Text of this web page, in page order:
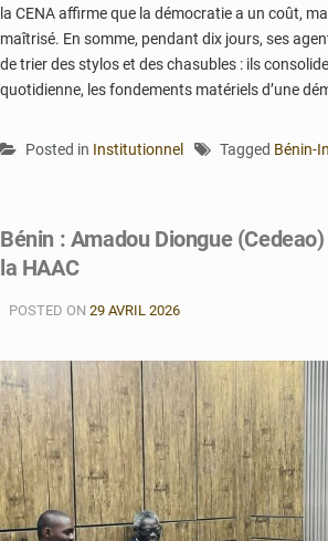
la CENA affirme que la démocratie a un coût,
maîtrisé. En somme, pendant dix jours, ses
de trier des stylos et des chasubles : ils
quotidienne, les fondements matériels d’une
Posted in Institutionnel Tagged Bénin-
Bénin : Amadou Diongue
la HAAC
POSTED ON 29 AVRIL 2026